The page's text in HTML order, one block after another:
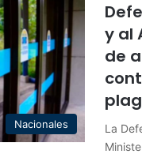
Nacionales
y al
de
La